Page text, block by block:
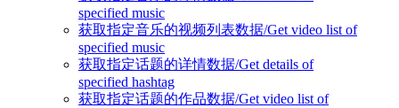
specified music
获取指定音乐的视频列表数据/Get video list of
specified music
获取指定话题的详情数据/Get details of
specified hashtag
获取指定话题的作品数据/Get video list of